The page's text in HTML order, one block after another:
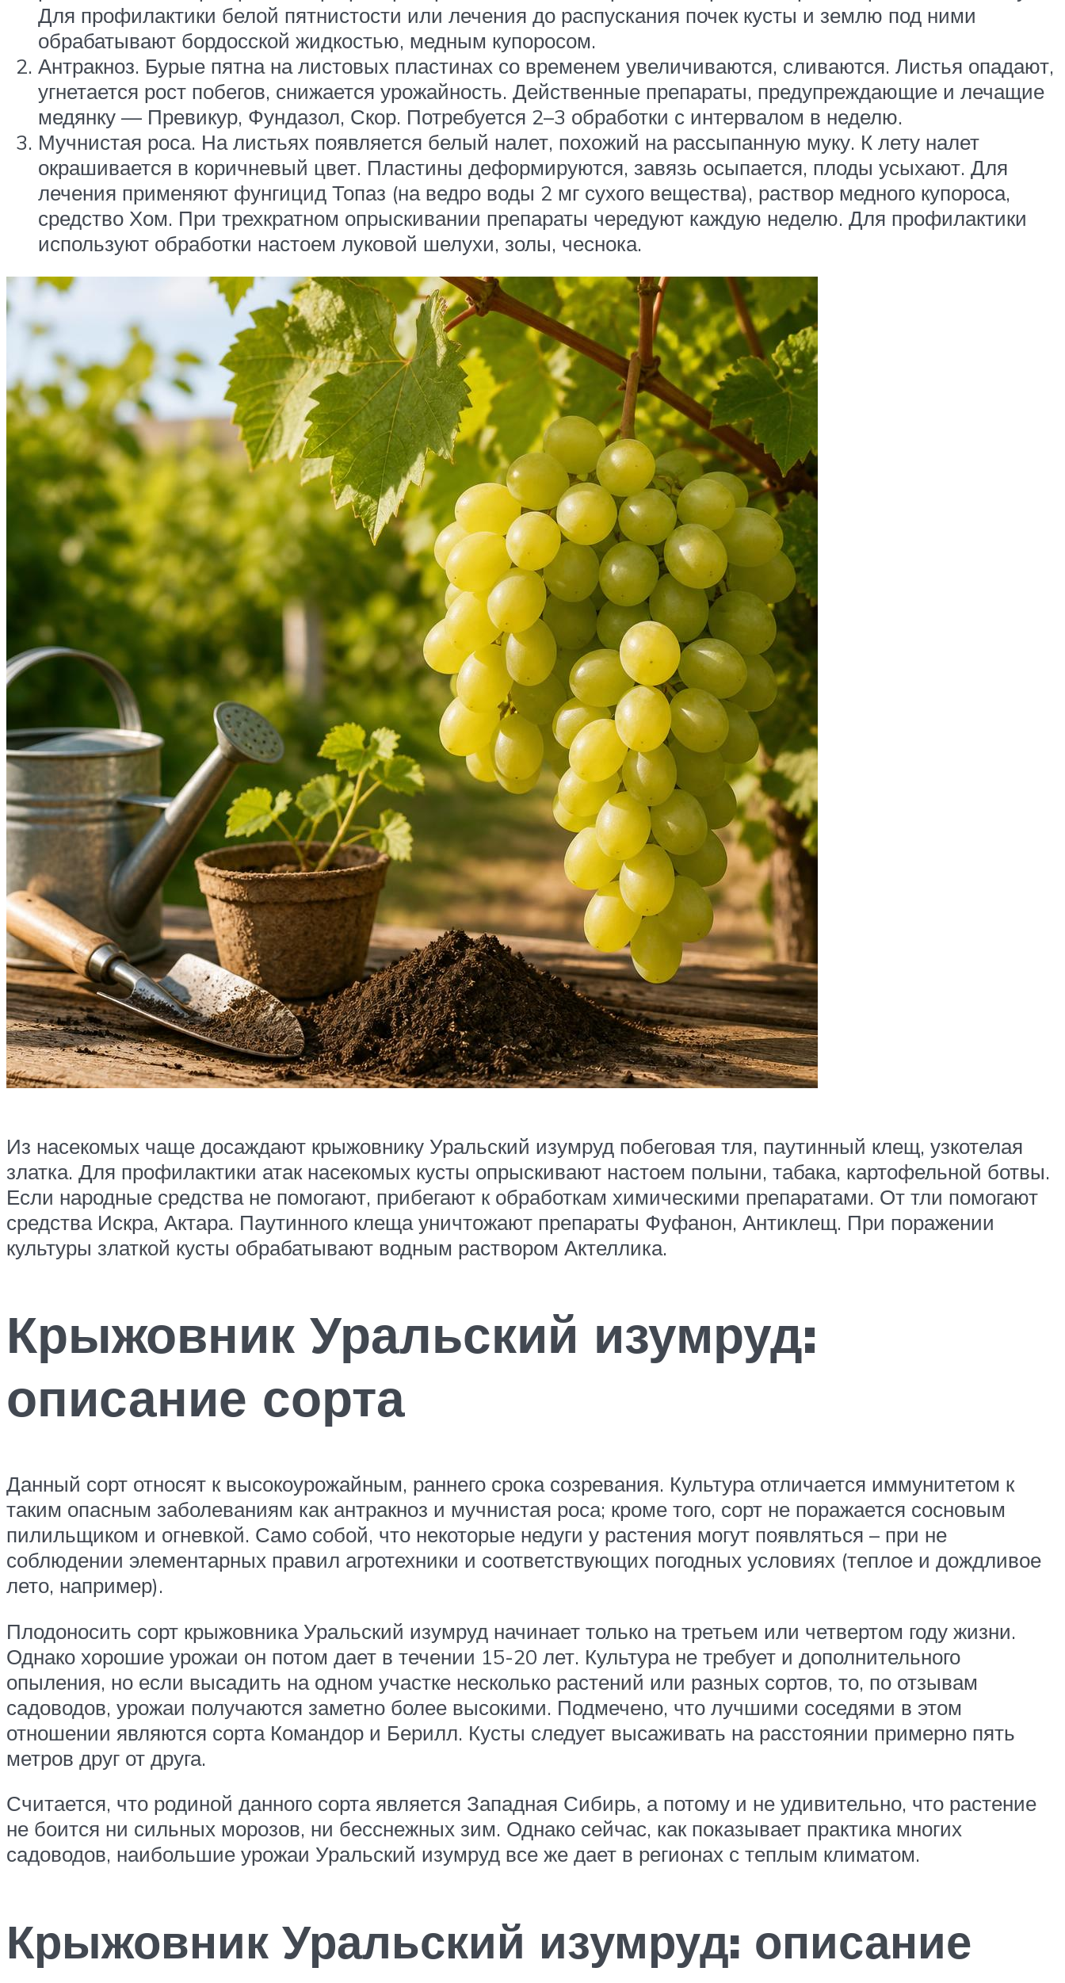
Для профилактики белой пятнистости или лечения до распускания почек кусты и землю под ними
обрабатывают бордосской жидкостью, медным купоросом.
Антракноз. Бурые пятна на листовых пластинах со временем увеличиваются, сливаются. Листья опадают,
угнетается рост побегов, снижается урожайность. Действенные препараты, предупреждающие и лечащие
медянку — Превикур, Фундазол, Скор. Потребуется 2–3 обработки с интервалом в неделю.
Мучнистая роса. На листьях появляется белый налет, похожий на рассыпанную муку. К лету налет
окрашивается в коричневый цвет. Пластины деформируются, завязь осыпается, плоды усыхают. Для
лечения применяют фунгицид Топаз (на ведро воды 2 мг сухого вещества), раствор медного купороса,
средство Хом. При трехкратном опрыскивании препараты чередуют каждую неделю. Для профилактики
используют обработки настоем луковой шелухи, золы, чеснока.
Из насекомых чаще досаждают крыжовнику Уральский изумруд побеговая тля, паутинный клещ, узкотелая
златка. Для профилактики атак насекомых кусты опрыскивают настоем полыни, табака, картофельной ботвы.
Если народные средства не помогают, прибегают к обработкам химическими препаратами. От тли помогают
средства Искра, Актара. Паутинного клеща уничтожают препараты Фуфанон, Антиклещ. При поражении
культуры златкой кусты обрабатывают водным раствором Актеллика.
Крыжовник Уральский изумруд:
описание сорта
Данный сорт относят к высокоурожайным, раннего срока созревания. Культура отличается иммунитетом к
таким опасным заболеваниям как антракноз и мучнистая роса; кроме того, сорт не поражается сосновым
пилильщиком и огневкой. Само собой, что некоторые недуги у растения могут появляться – при не
соблюдении элементарных правил агротехники и соответствующих погодных условиях (теплое и дождливое
лето, например).
Плодоносить сорт крыжовника Уральский изумруд начинает только на третьем или четвертом году жизни.
Однако хорошие урожаи он потом дает в течении 15-20 лет. Культура не требует и дополнительного
опыления, но если высадить на одном участке несколько растений или разных сортов, то, по отзывам
садоводов, урожаи получаются заметно более высокими. Подмечено, что лучшими соседями в этом
отношении являются сорта Командор и Берилл. Кусты следует высаживать на расстоянии примерно пять
метров друг от друга.
Считается, что родиной данного сорта является Западная Сибирь, а потому и не удивительно, что растение
не боится ни сильных морозов, ни бесснежных зим. Однако сейчас, как показывает практика многих
садоводов, наибольшие урожаи Уральский изумруд все же дает в регионах с теплым климатом.
Крыжовник Уральский изумруд: описание